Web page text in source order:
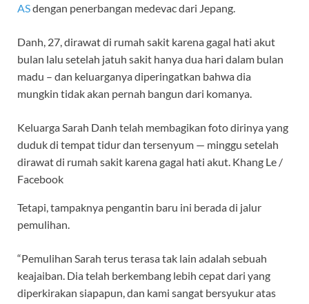
ASdengan penerbangan medevac dari Jepang.
Danh, 27, dirawat di rumah sakit karena gagal hati akut
bulan lalu setelah jatuh sakit hanya dua hari dalam bulan
madu – dan keluarganya diperingatkan bahwa dia
mungkin tidak akan pernah bangun dari komanya.
Keluarga Sarah Danh telah membagikan foto dirinya yang
duduk di tempat tidur dan tersenyum — minggu setelah
dirawat di rumah sakit karena gagal hati akut. Khang Le /
Facebook
Tetapi, tampaknya pengantin baru ini berada di jalur
pemulihan.
“Pemulihan Sarah terus terasa tak lain adalah sebuah
keajaiban. Dia telah berkembang lebih cepat dari yang
diperkirakan siapapun, dan kami sangat bersyukur atas